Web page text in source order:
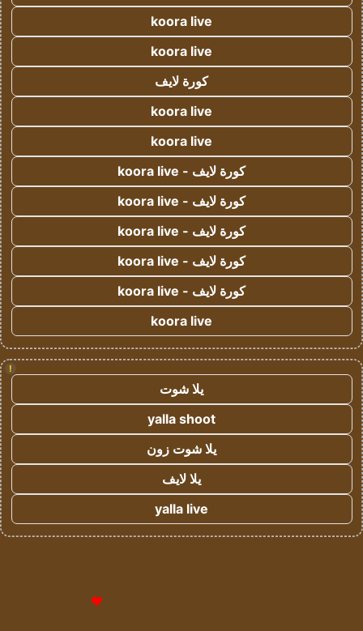
koora live
koora live
كورة لايف
koora live
koora live
كورة لايف - koora live
كورة لايف - koora live
كورة لايف - koora live
كورة لايف - koora live
كورة لايف - koora live
koora live
!
يلا شوت
yalla shoot
يلا شوت زون
يلا لايف
yalla live